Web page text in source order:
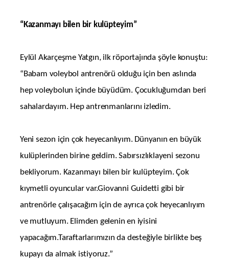
“Kazanmayı bilen bir kulüpteyim”
Eylül Akarçeşme Yatgın, ilk röportajında şöyle konuştu:
“Babam voleybol antrenörü olduğu için ben aslında
hep voleybolun içinde büyüdüm. Çocukluğumdan beri
sahalardayım. Hep antrenmanlarını izledim.
Yeni sezon için çok heyecanlıyım. Dünyanın en büyük
kulüplerinden birine geldim. Sabırsızlıklayeni sezonu
bekliyorum. Kazanmayı bilen bir kulüpteyim. Çok
kıymetli oyuncular var.Giovanni Guidetti gibi bir
antrenörle çalışacağım için de ayrıca çok heyecanlıyım
ve mutluyum. Elimden gelenin en iyisini
yapacağım.Taraftarlarımızın da desteğiyle birlikte beş
kupayı da almak istiyoruz.”